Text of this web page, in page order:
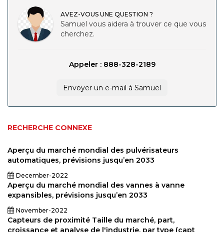
AVEZ-VOUS UNE QUESTION ?
Samuel vous aidera à trouver ce que vous
cherchez.
Appeler : 888-328-2189
Envoyer un e-mail à Samuel
RECHERCHE CONNEXE
Aperçu du marché mondial des pulvérisateurs
automatiques, prévisions jusqu’en 2033
December-2022
Aperçu du marché mondial des vannes à vanne
expansibles, prévisions jusqu’en 2033
November-2022
Capteurs de proximité Taille du marché, part,
croissance et analyse de l'industrie, par type (capt